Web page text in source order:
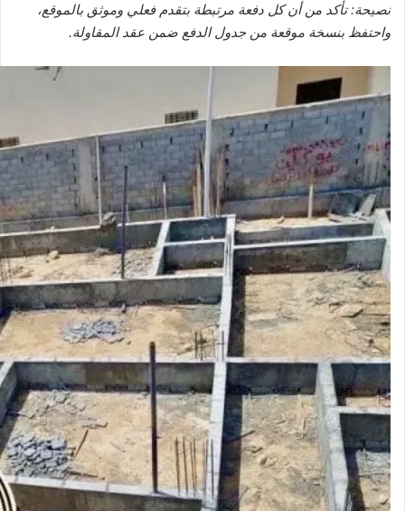
نصيحة: تأكد من أن كل دفعة مرتبطة بتقدم فعلي وموثق بالموقع،
واحتفظ بنسخة موقعة من جدول الدفع ضمن عقد المقاولة.